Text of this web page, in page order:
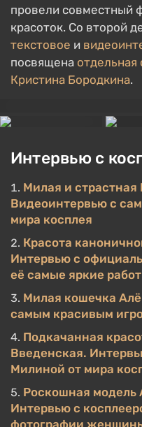
провели совместный
красоток. Со второй
текстовое и
посвящена отдельная
Кристина Бородкина.
Интервью с
Милая и
Видеоинтервью с
мира косплея
Красота
Интервью с
её самые яркие
Милая кошечка
самым красивым
Подкачанная
Введенская.
Милиной от мира
Роскошная
Интервью с
фотографии